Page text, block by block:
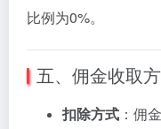
比例为0%。
五、 佣金收取
扣除方式 ： 佣金